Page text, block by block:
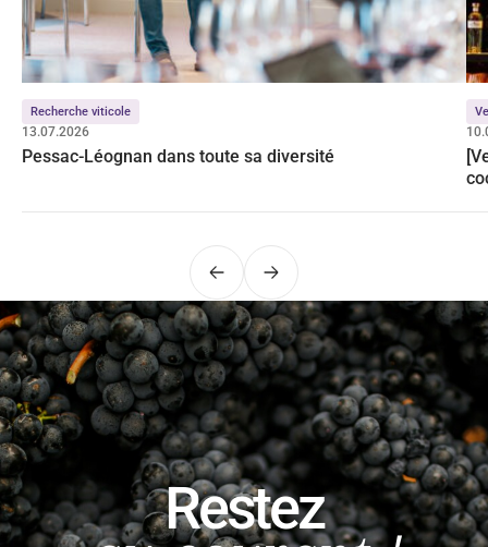
Recherche viticole
13.07.2026
Pessac-Léognan dans toute sa diversité
PrécédentSuivant
Restez